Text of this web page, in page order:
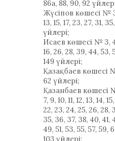
86а, 88, 90, 92
Жүсіпов көшесі №
13, 15, 17, 23, 27, 31,
үйлері;
Исаев көшесі № 3,
16, 26, 28, 39, 44, 53,
149 үйлері;
Қазақбаев көшесі №
62 үйлері;
Қазанбаев көшесі
7, 9, 10, 11, 12, 13, 14,
22, 23, 24, 25, 26, 28,
35, 36, 37, 38, 40, 41,
49, 51, 53, 55, 57, 59,
103 үйлері;